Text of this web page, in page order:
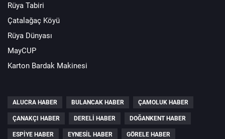
Rüya Tabiri
Çatalağaç Köyü
Rüya Dünyası
MayCUP
Karton Bardak Makinesi
ALUCRA HABER BULANCAK HABER ÇAMOLUK HABER
ÇANAKÇI HABER DERELI HABER DOĞANKENT HABER
ESPIYE HABER EYNESIL HABER GÖRELE HABER